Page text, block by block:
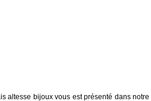
altesse bijoux vous est présenté dans